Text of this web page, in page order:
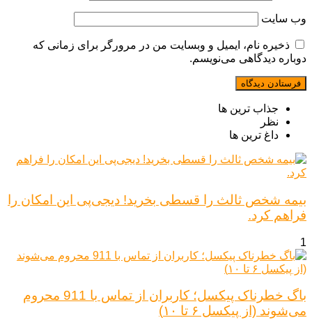
وب‌ سایت
ذخیره نام، ایمیل و وبسایت من در مرورگر برای زمانی که
دوباره دیدگاهی می‌نویسم.
جذاب ترین ها
نظر
داغ ترین ها
بیمه شخص ثالث را قسطی بخرید! دیجی‌پی این امکان را
فراهم کرد.
1
باگ خطرناک پیکسل؛ کاربران از تماس با 911 محروم
می‌شوند (از پیکسل ۶ تا ۱۰)